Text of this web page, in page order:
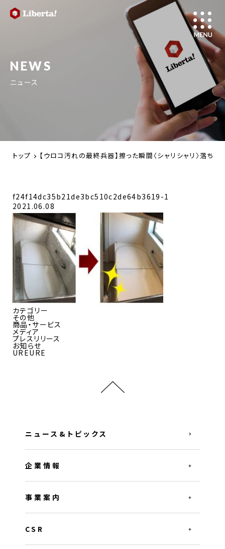
NEWS
ニュース
トップ 【ウロコ汚れの最終兵器】擦った瞬間〈シャリシャリ〉落ち
f24f14dc35b21de3bc510c2de64b3619-1
2021.06.08
カテゴリー
その他
商品・サービス
メディア
プレスリリース
お知らせ
UREURE
ニュース&トピックス
企業情報
事業案内
CSR